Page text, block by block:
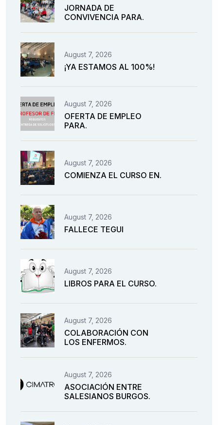
JORNADA DE
CONVIVENCIA PARA.
August 7, 2026
¡YA ESTAMOS AL 100%!
August 7, 2026
OFERTA DE EMPLEO
PARA.
August 7, 2026
COMIENZA EL CURSO EN.
August 7, 2026
FALLECE TEGUI
August 7, 2026
LIBROS PARA EL CURSO.
August 7, 2026
COLABORACIÓN CON
LOS ENFERMOS.
August 7, 2026
ASOCIACIÓN ENTRE
SALESIANOS BURGOS.